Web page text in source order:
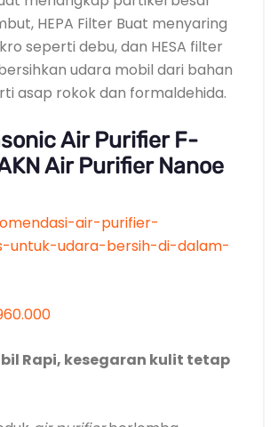
Rapi, kesegaran kulit tetap
air purifierberlomba
kemampuan penyaringan
mereka yang dapat
tubuh.
produk-produk tersebut
kesehatan kita? Apa